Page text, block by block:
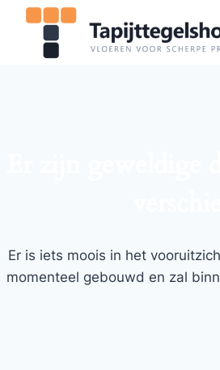
Doorgaan
inhoud
Er is iets moois in het
momenteel gebouwd en zal